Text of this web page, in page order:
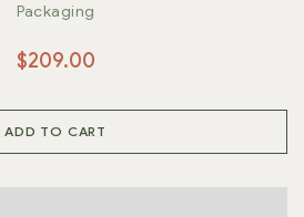
Packaging
$209.00
ADD TO CART